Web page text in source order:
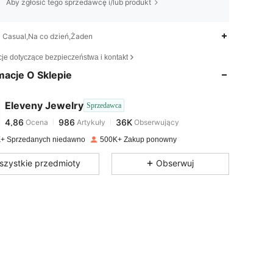
Aby zgłosić tego sprzedawcę i/lub produkt
Casual,Na co dzień,Żaden
dotyczące bezpieczeństwa i kontakt
O Sklepie
Eleveny Jewelry Sprzedawca
4,86 986
4,86 986
Ocena Artykuły 36K
j***kzapłacono1 dzień temu
4,86 986 36K
Sprzedanych niedawno 500K+ Zakup ponowny
przedmioty Obserwuj